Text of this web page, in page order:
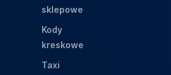
sklepowe
Kody
kreskowe
Taxi